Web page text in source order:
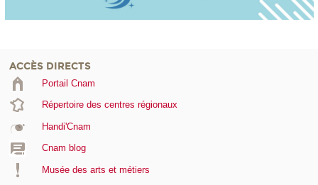
ACCÈS DIRECTS
Portail Cnam
Répertoire des centres régionaux
Handi'Cnam
Cnam blog
Musée des arts et métiers